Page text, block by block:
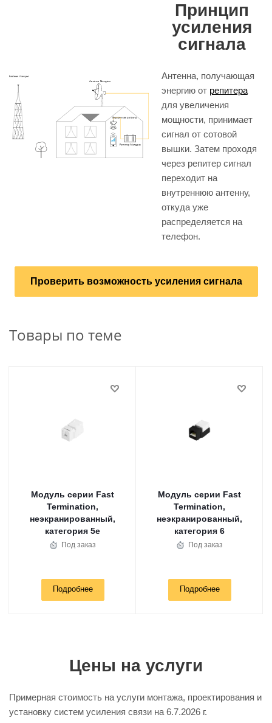
Принцип
усиления
сигнала
Антенна, получающая
энергию от репитера
для увеличения
мощности, принимает
сигнал от сотовой
вышки. Затем проходя
через репитер сигнал
переходит на
внутреннюю антенну,
откуда уже
распределяется на
телефон.
Проверить возможность усиления сигнала
Товары по теме
Модуль серии Fast
Termination,
неэкранированный,
категория 5e
Под заказ
Подробнее
Модуль серии Fast
Termination,
неэкранированный,
категория 6
Под заказ
Подробнее
Цены на услуги
Примерная стоимость на услуги монтажа, проектирования и
установку систем усиления связи на 6.7.2026 г.